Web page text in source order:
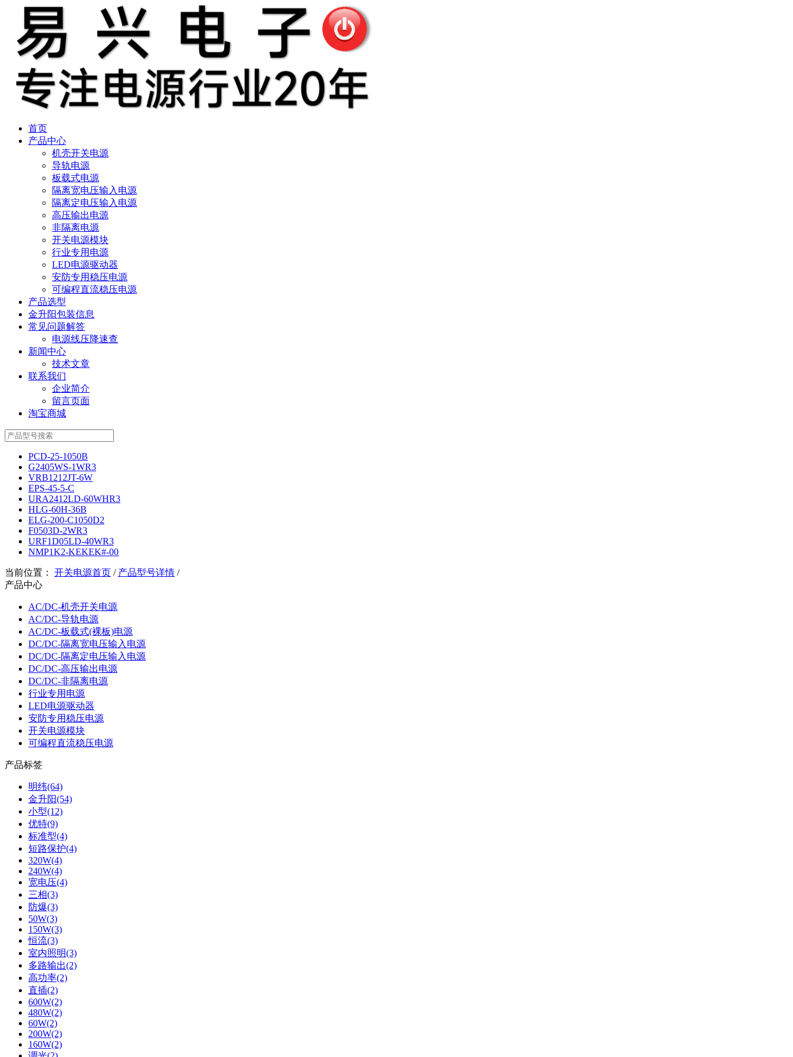
首页
产品中心
机壳开关电源
导轨电源
板载式电源
隔离宽电压输入电源
隔离定电压输入电源
高压输出电源
非隔离电源
开关电源模块
行业专用电源
LED电源驱动器
安防专用稳压电源
可编程直流稳压电源
产品选型
金升阳包装信息
常见问题解答
电源线压降速查
新闻中心
技术文章
联系我们
企业简介
留言页面
淘宝商城
PCD-25-1050B
G2405WS-1WR3
VRB1212JT-6W
EPS-45-5-C
URA2412LD-60WHR3
HLG-60H-36B
ELG-200-C1050D2
F0503D-2WR3
URF1D05LD-40WR3
NMP1K2-KEKEK#-00
当前位置： 开关电源首页 / 产品型号详情 /
产品中心
AC/DC-机壳开关电源
AC/DC-导轨电源
AC/DC-板载式(裸板)电源
DC/DC-隔离宽电压输入电源
DC/DC-隔离定电压输入电源
DC/DC-高压输出电源
DC/DC-非隔离电源
行业专用电源
LED电源驱动器
安防专用稳压电源
开关电源模块
可编程直流稳压电源
产品标签
明纬(64)
金升阳(54)
小型(12)
优特(9)
标准型(4)
短路保护(4)
320W(4)
240W(4)
宽电压(4)
三相(3)
防爆(3)
50W(3)
150W(3)
恒流(3)
室内照明(3)
多路输出(2)
高功率(2)
直插(2)
600W(2)
480W(2)
60W(2)
200W(2)
160W(2)